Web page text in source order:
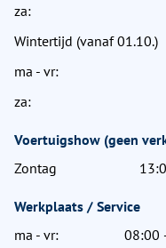
za:
Wintertijd (vanaf 01.10.)
ma - vr:
za:
Voertuigshow (geen
Zontag
Werkplaats / Service
ma - vr:
08:00